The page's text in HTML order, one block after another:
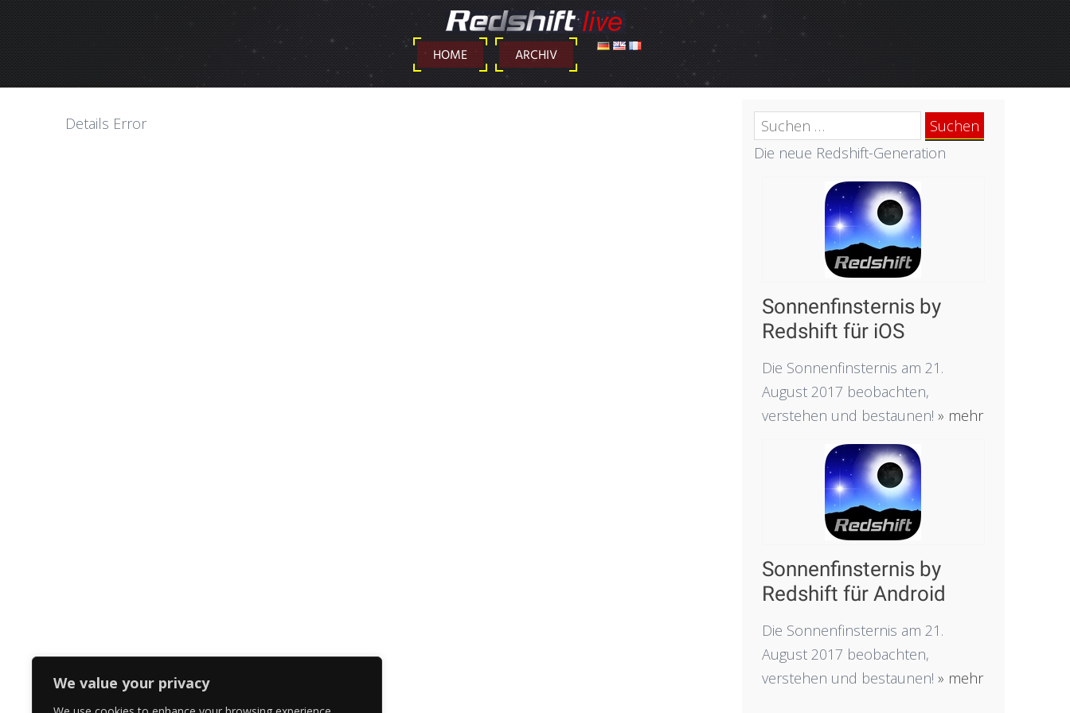
We value your privacy
HOME ARCHIV
DEUTSCH ENGLISH FRANÇAIS
Details Error
Suchen
nach:
Die neue Redshift-Generation
Sonnenfinsternis by
Redshift für iOS
Die Sonnenfinsternis am 21.
August 2017 beobachten,
verstehen und bestaunen! » mehr
Sonnenfinsternis by
Redshift für Android
Die Sonnenfinsternis am 21.
August 2017 beobachten,
verstehen und bestaunen! » mehr